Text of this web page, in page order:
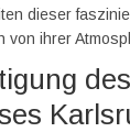
dieser
von ihrer
des